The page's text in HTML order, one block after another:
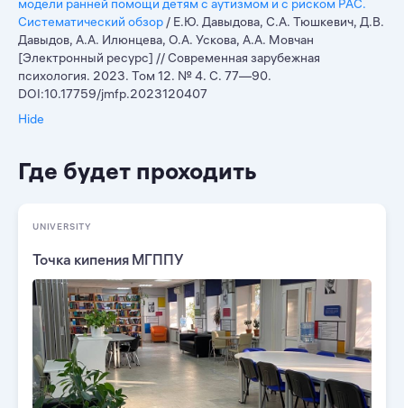
модели ранней помощи детям с аутизмом и с риском РАС.
Систематический обзор / Е.Ю. Давыдова, С.А. Тюшкевич, Д.В.
Давыдов, А.А. Илюнцева, О.А. Ускова, А.А. Мовчан
[Электронный ресурс] // Современная зарубежная
психология. 2023. Том 12. № 4. C. 77—90.
DOI:10.17759/jmfp.2023120407
Hide
Где будет проходить
UNIVERSITY
Точка кипения МГППУ